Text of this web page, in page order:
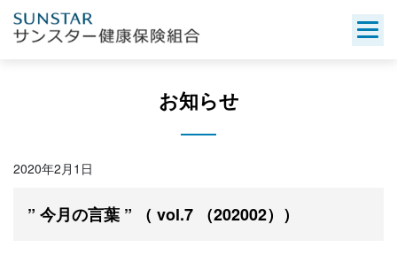
Skip
お知らせ
2020年2月1日
” 今月の言葉 ” （ vol.7 （202002））